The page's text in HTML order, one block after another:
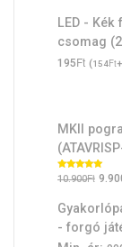
LED -
csomag
195Ft (154Ft
MKII
Értékelés:
5.00/ 5
10.900Ft
- forgó